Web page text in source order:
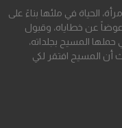
الحياة في ملئها بناءً على
عن خطاياه، وقبول
المسيح بجلداته،
أن المسيح افتقر لكي